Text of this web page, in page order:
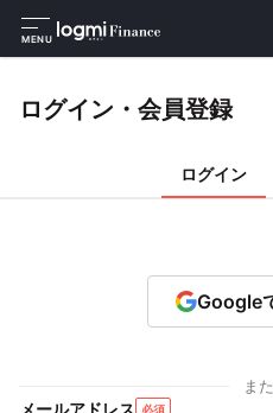
MENU
ログイン・会員登録
ログイン
Google
ま
メールアドレス 必須